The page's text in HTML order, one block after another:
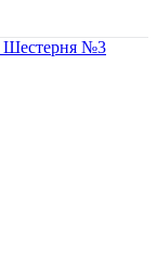
Шестерня №3